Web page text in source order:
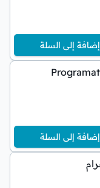
إضافة إلى السلة
إضافة إلى السلة